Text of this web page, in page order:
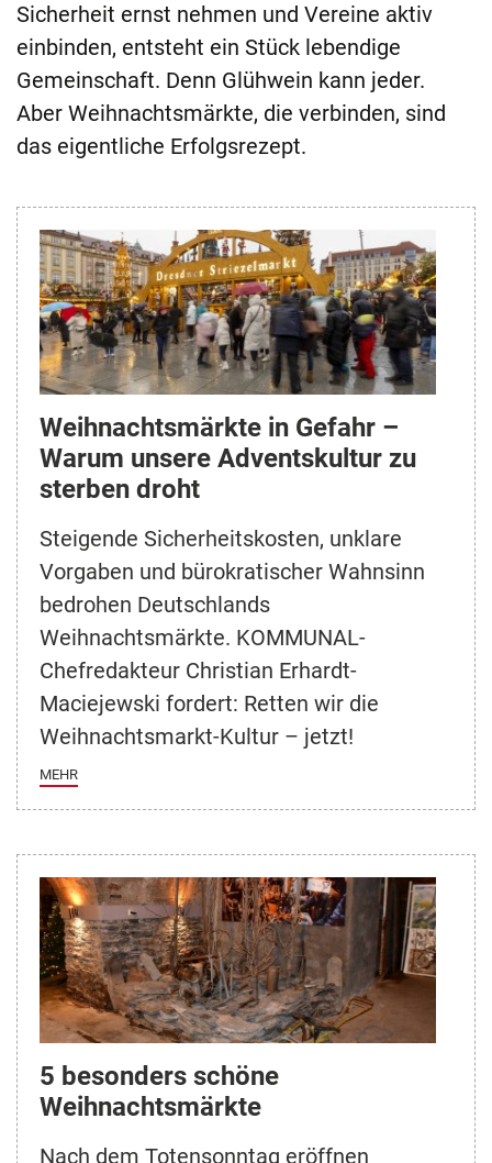
Sicherheit ernst nehmen und Vereine aktiv
einbinden, entsteht ein Stück lebendige
Gemeinschaft. Denn Glühwein kann jeder.
Aber Weihnachtsmärkte, die verbinden, sind
das eigentliche Erfolgsrezept.
Weihnachtsmärkte in Gefahr –
Warum unsere Adventskultur zu
sterben droht
Steigende Sicherheitskosten, unklare
Vorgaben und bürokratischer Wahnsinn
bedrohen Deutschlands
Weihnachtsmärkte. KOMMUNAL-
Chefredakteur Christian Erhardt-
Maciejewski fordert: Retten wir die
Weihnachtsmarkt-Kultur – jetzt!
MEHR
5 besonders schöne
Weihnachtsmärkte
Nach dem Totensonntag eröffnen